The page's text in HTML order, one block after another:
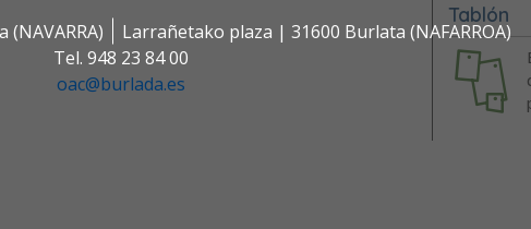
(NAVARRA)
Larrañetako plaza | 31600 Burlata (NAFARROA)
Tel. 948 23 84 00
oac@burlada.es
Tablón